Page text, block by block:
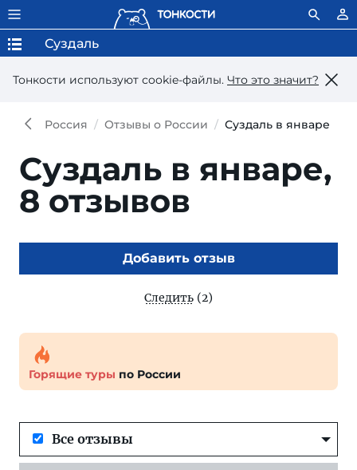
Тонкости используют сookie-файлы. Что это значит?
Суздаль
Россия Отзывы о России Суздаль в январе
Суздаль в январе,
8 отзывов
Добавить отзыв
Следить (2)
Горящие туры по России
Все отзывы